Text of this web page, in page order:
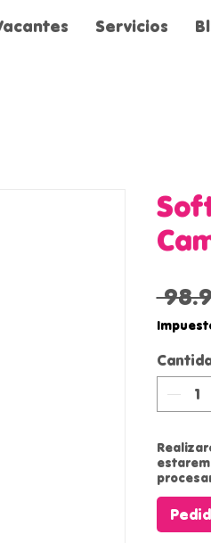
Servicios